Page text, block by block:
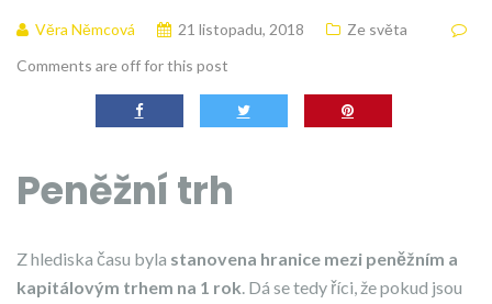
Věra Němcová 21 listopadu, 2018
Ze světa
Comments are off for this post
Peněžní trh
Z hlediska času byla stanovena hranice mezi peněžním a
kapitálovým trhem na 1 rok. Dá se tedy říci, že pokud jsou